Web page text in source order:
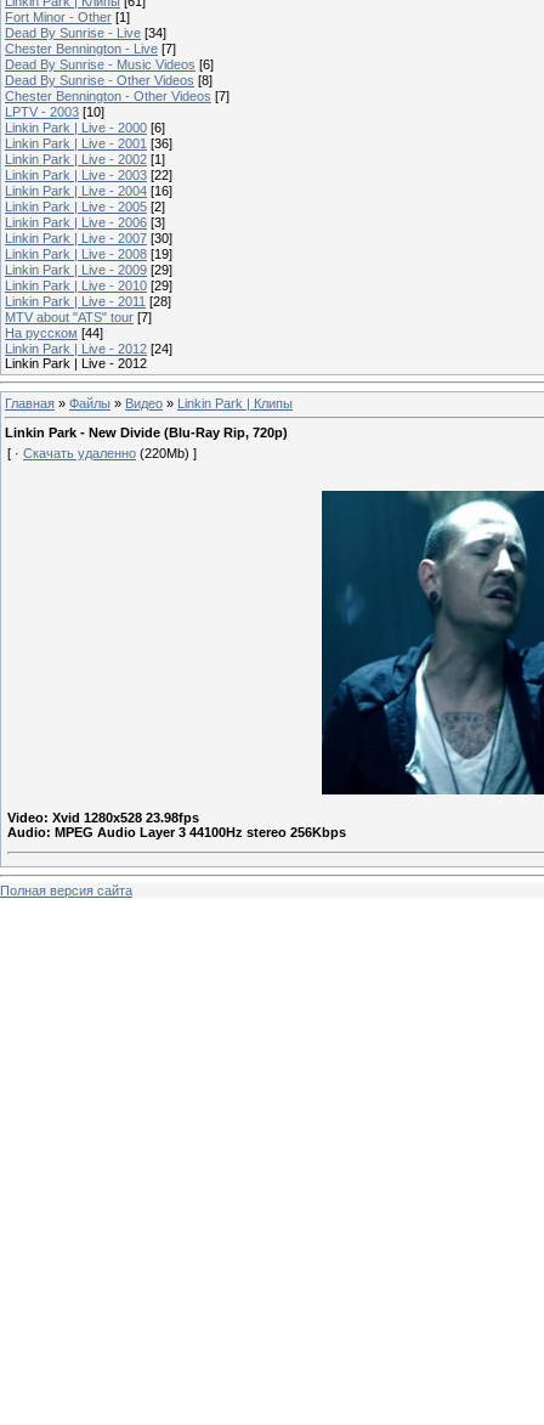
Fort Minor - Other [1]
Dead By Sunrise - Live [34]
Chester Bennington - Live [7]
Dead By Sunrise - Music Videos [6]
Dead By Sunrise - Other Videos [8]
Chester Bennington - Other Videos [7]
LPTV - 2003 [10]
Linkin Park | Live - 2000 [6]
Linkin Park | Live - 2001 [36]
Linkin Park | Live - 2002 [1]
Linkin Park | Live - 2003 [22]
Linkin Park | Live - 2004 [16]
Linkin Park | Live - 2005 [2]
Linkin Park | Live - 2006 [3]
Linkin Park | Live - 2007 [30]
Linkin Park | Live - 2008 [19]
Linkin Park | Live - 2009 [29]
Linkin Park | Live - 2010 [29]
Linkin Park | Live - 2011 [28]
MTV about "ATS" tour [7]
На русском [44]
Linkin Park | Live - 2012 [24]
Linkin Park | Live - 2012
Главная » Файлы » Видео » Linkin Park | Клипы
Linkin Park - New Divide (Blu-Ray Rip, 720p)
[ · Скачать удаленно (220Mb) ]
Video: Xvid 1280x528 23.98fps
Audio: MPEG Audio Layer 3 44100Hz stereo 256Kbps
Полная версия сайта